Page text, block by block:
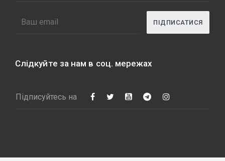
Слідкуйте за нам в соц. мережах
Підписуйтесь на